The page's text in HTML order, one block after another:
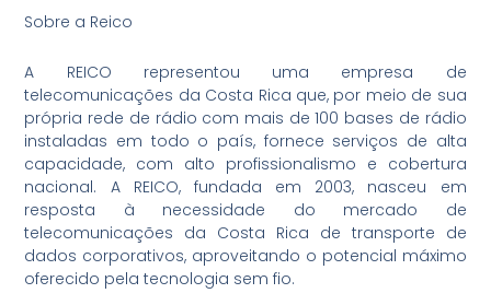
Sobre a Reico
A REICO representou uma empresa de
telecomunicações da Costa Rica que, por meio de sua
própria rede de rádio com mais de 100 bases de rádio
instaladas em todo o país, fornece serviços de alta
capacidade, com alto profissionalismo e cobertura
nacional. A REICO, fundada em 2003, nasceu em
resposta à necessidade do mercado de
telecomunicações da Costa Rica de transporte de
dados corporativos, aproveitando o potencial máximo
oferecido pela tecnologia sem fio.